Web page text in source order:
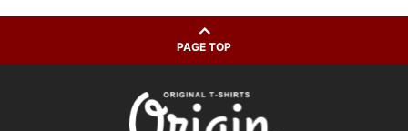
PAGE TOP